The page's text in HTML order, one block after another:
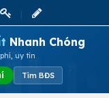
Nhanh Chóng
uy tín
Tìm BĐS